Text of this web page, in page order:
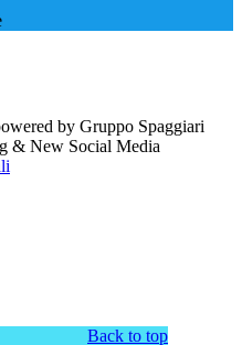
by Gruppo Spaggiari
& New Social Media
Back to top